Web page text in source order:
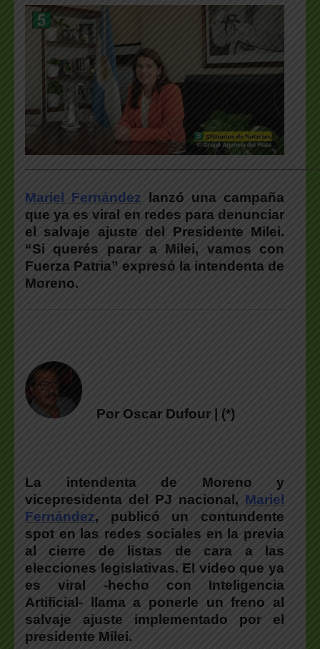
Mariel Fernández lanzó una campaña
que ya es viral en redes para denunciar
el salvaje ajuste del Presidente Milei.
“Si querés parar a Milei, vamos con
Fuerza Patria” expresó la intendenta de
Moreno.
Por Oscar Dufour | (*)
La intendenta de Moreno y
vicepresidenta del PJ nacional, Mariel
Fernández, publicó un contundente
spot en las redes sociales en la previa
al cierre de listas de cara a las
elecciones legislativas. El video que ya
es viral -hecho con Inteligencia
Artificial- llama a ponerle un freno al
salvaje ajuste implementado por el
presidente Milei.